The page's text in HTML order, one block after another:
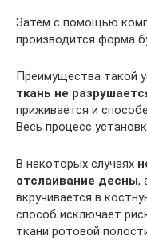
Затем с помощью
производится форма
Преимущества такой
ткань не
приживается и
Весь процесс
В некоторых случаях
отслаивание десны,
вкручивается в
способ исключает
ткани ротовой